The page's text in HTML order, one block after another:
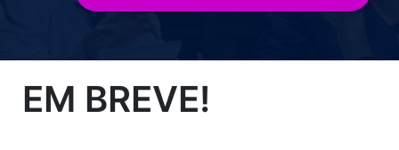
EM BREVE!